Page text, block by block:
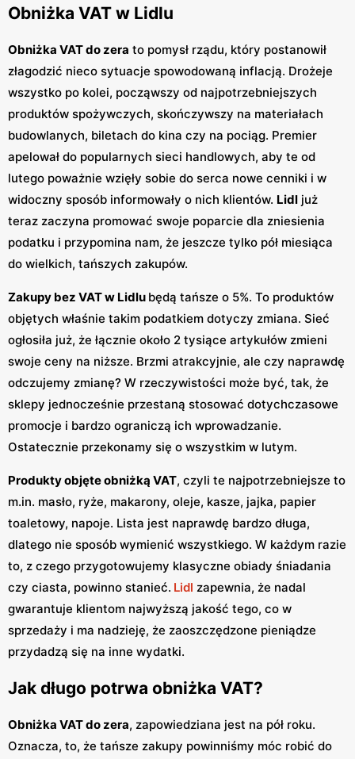
Obniżka VAT w Lidlu
Obniżka VAT do zera to pomysł rządu, który postanowił
złagodzić nieco sytuacje spowodowaną inflacją. Drożeje
wszystko po kolei, począwszy od najpotrzebniejszych
produktów spożywczych, skończywszy na materiałach
budowlanych, biletach do kina czy na pociąg. Premier
apelował do popularnych sieci handlowych, aby te od
lutego poważnie wzięły sobie do serca nowe cenniki i w
widoczny sposób informowały o nich klientów. Lidl już
teraz zaczyna promować swoje poparcie dla zniesienia
podatku i przypomina nam, że jeszcze tylko pół miesiąca
do wielkich, tańszych zakupów.
Zakupy bez VAT w Lidlu będą tańsze o 5%. To produktów
objętych właśnie takim podatkiem dotyczy zmiana. Sieć
ogłosiła już, że łącznie około 2 tysiące artykułów zmieni
swoje ceny na niższe. Brzmi atrakcyjnie, ale czy naprawdę
odczujemy zmianę? W rzeczywistości może być, tak, że
sklepy jednocześnie przestaną stosować dotychczasowe
promocje i bardzo ograniczą ich wprowadzanie.
Ostatecznie przekonamy się o wszystkim w lutym.
Produkty objęte obniżką VAT, czyli te najpotrzebniejsze to
m.in. masło, ryże, makarony, oleje, kasze, jajka, papier
toaletowy, napoje. Lista jest naprawdę bardzo długa,
dlatego nie sposób wymienić wszystkiego. W każdym razie
to, z czego przygotowujemy klasyczne obiady śniadania
czy ciasta, powinno stanieć. Lidl zapewnia, że nadal
gwarantuje klientom najwyższą jakość tego, co w
sprzedaży i ma nadzieję, że zaoszczędzone pieniądze
przydadzą się na inne wydatki.
Jak długo potrwa obniżka VAT?
Obniżka VAT do zera, zapowiedziana jest na pół roku.
Oznacza, to, że tańsze zakupy powinniśmy móc robić do